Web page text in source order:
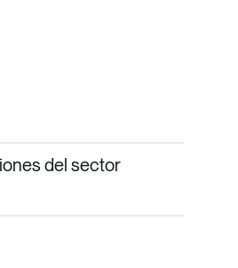
del sector